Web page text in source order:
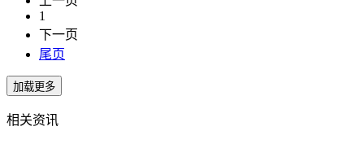
1
下一页
尾页
相关资讯